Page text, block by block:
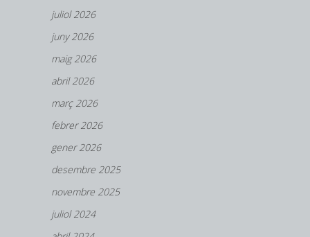
juliol 2026
juny 2026
maig 2026
abril 2026
març 2026
febrer 2026
gener 2026
desembre 2025
novembre 2025
juliol 2024